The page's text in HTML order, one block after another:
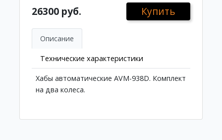
26300 руб. Купить
Описание
Технические характеристики
Хабы автоматические AVM-938D. Комплект
на два колеса.